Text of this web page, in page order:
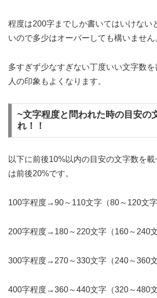
程度は200字までしか書いてはいけない
いので多少はオーバーしても構いません
多すぎず少なすぎない丁度いい文字数
人の印象もよくなります。
~文字程度と問われた時の目安の
れ！！
以下に前後10%以内の目安の文字数を
は前後20%です。
100字程度→90～110文字（80～120文字
200字程度→180～220文字（160～240文
300字程度→270～330文字（240～360文
400字程度→360～440文字（320～480文